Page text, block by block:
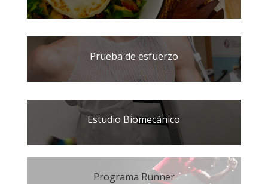
Prueba de esfuerzo
Estudio Biomecánico
Programa Runner